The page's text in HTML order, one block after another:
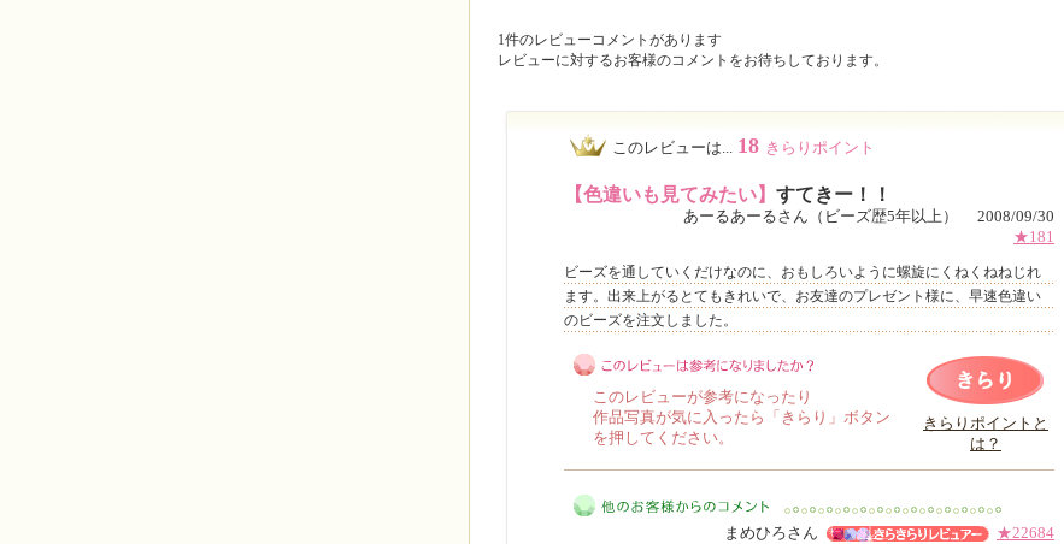
1件のレビューコメントがあります
レビューに対するお客様のコメントをお待ちしております。
このレビューは... 18 きらりポイント
【色違いも見てみたい】 すてきー！！
あーるあーるさん（ビーズ歴5年以上） 2008/09/30
★181
ビーズを通していくだけなのに、おもしろいように螺旋にくねくねねじれ
ます。出来上がるとてもきれいで、お友達のプレゼント様に、早速色違い
のビーズを注文しました。
このレビューは参考になりましたか？
このレビューが参考になったり
作品写真が気に入ったら「きらり」ボタン
を押してください。
きらりポイントと
は？
まめひろさん ★22684